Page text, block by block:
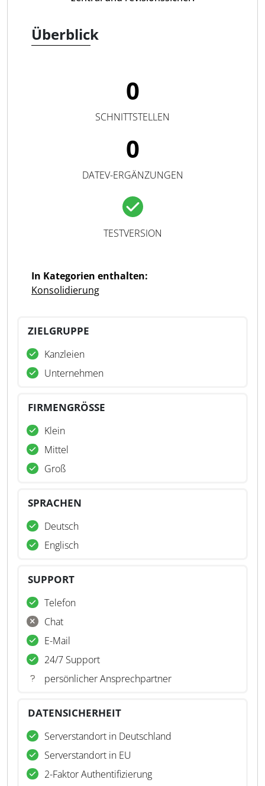
Überblick
0
SCHNITTSTELLEN
0
DATEV-ERGÄNZUNGEN
TESTVERSION
In Kategorien enthalten:
Konsolidierung
ZIELGRUPPE
Kanzleien
Unternehmen
FIRMENGRÖSSE
Klein
Mittel
Groß
SPRACHEN
Deutsch
Englisch
SUPPORT
Telefon
Chat
E-Mail
24/7 Support
persönlicher Ansprechpartner
DATENSICHERHEIT
Serverstandort in Deutschland
Serverstandort in EU
2-Faktor Authentifizierung